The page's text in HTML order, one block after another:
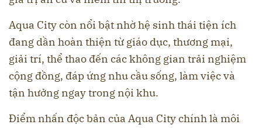
Aqua City còn nổi bật nhờ hệ sinh thái tiện ích
đang dần hoàn thiện từ giáo dục, thương mại,
giải trí, thể thao đến các không gian trải nghiệm
cộng đồng, đáp ứng nhu cầu sống, làm việc và
tận hưởng ngay trong nội khu.
Điểm nhấn độc bản của Aqua City chính là môi